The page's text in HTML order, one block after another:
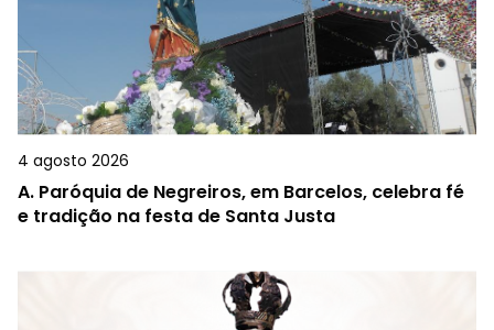
4 agosto 2026
A. Paróquia de Negreiros, em Barcelos, celebra fé
e tradição na festa de Santa Justa